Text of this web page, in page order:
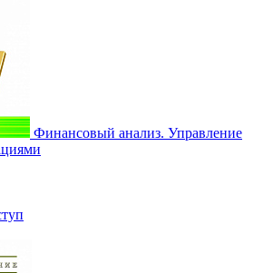
Финансовый анализ. Управление